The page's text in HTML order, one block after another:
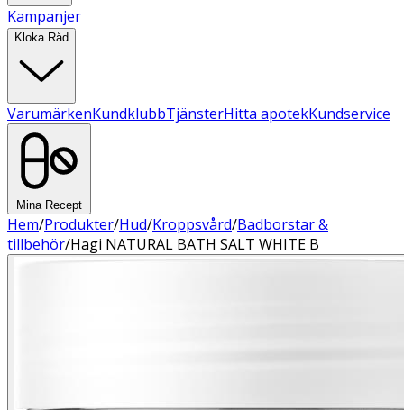
Kampanjer
Kloka Råd
VarumärkenKundklubbTjänsterHitta apotekKundservice
Mina Recept
Hem/Produkter/Hud/Kroppsvård/Badborstar &
tillbehör/Hagi NATURAL BATH SALT WHITE B